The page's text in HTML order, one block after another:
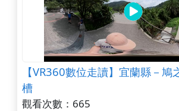
【VR360數位走讀】宜蘭縣－鳩
槽
觀看次數：665